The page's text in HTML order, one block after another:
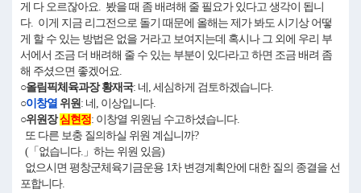
게 다 오르잖아요. 봤을 때 좀 배려해 줄 필요가 있다고 생각이 됩니
다. 이게 지금 리그전으로 돌기 때문에 올해는 제가 봐도 시기상 어떻
게 할 수 있는 방법은 없을 거라고 보여지는데 혹시나 그 외에 우리 부
서에서 조금 더 배려해 줄 수 있는 부분이 있다라고 하면 조금 배려 좀
해 주셨으면 좋겠어요.
○올림픽체육과장 황재국: 네, 세심하게 검토하겠습니다.
○이창열 위원: 네, 이상입니다.
○위원장심현정: 이창열 위원님 수고하셨습니다.
또 다른 보충 질의하실 위원 계십니까?
(「없습니다.」하는 위원 있음)
없으시면 평창군체육기금운용 1차 변경계획안에 대한 질의 종결을 선
포합니다.